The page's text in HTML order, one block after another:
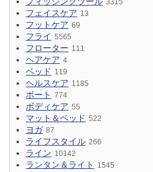
3315
フェイスケア 13
フットケア 69
フライ 5565
フローター 111
ヘアケア 4
ベッド 119
ヘルスケア 1185
ボート 774
ボディケア 55
マット＆ベッド 522
ヨガ 87
ライフスタイル 266
ライン 10142
ランタン＆ライト 1545